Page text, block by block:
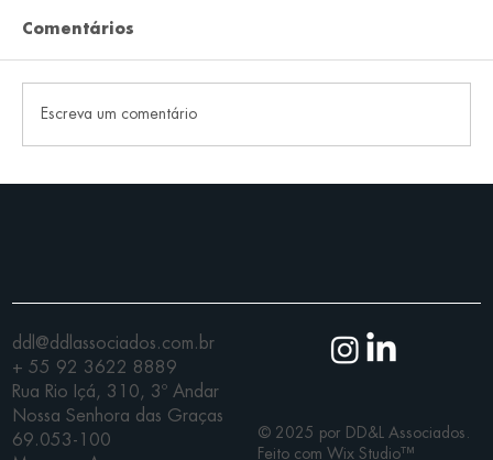
Comentários
Escreva um comentário
ddl@ddlassociados.com.br
+ 55 92 3622 8889
Rua Rio Içá, 310, 3º Andar
Nossa Senhora das Graças
69.053-100
© 2025 por DD&L Associados.
Feito com Wix Studio™